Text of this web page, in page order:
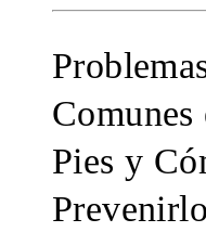
Comunes
Pies y